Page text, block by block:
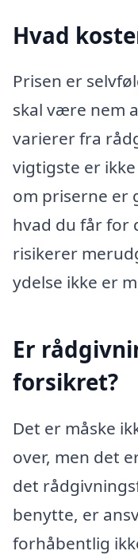
Hvad
Prisen er
skal være nem
varierer fra
vigtigste er
om priserne er
hvad du får for
risikerer
ydelse ikke er
Er
forsikret?
Det er måske
over, men det
det
benytte, er
forhåbentlig